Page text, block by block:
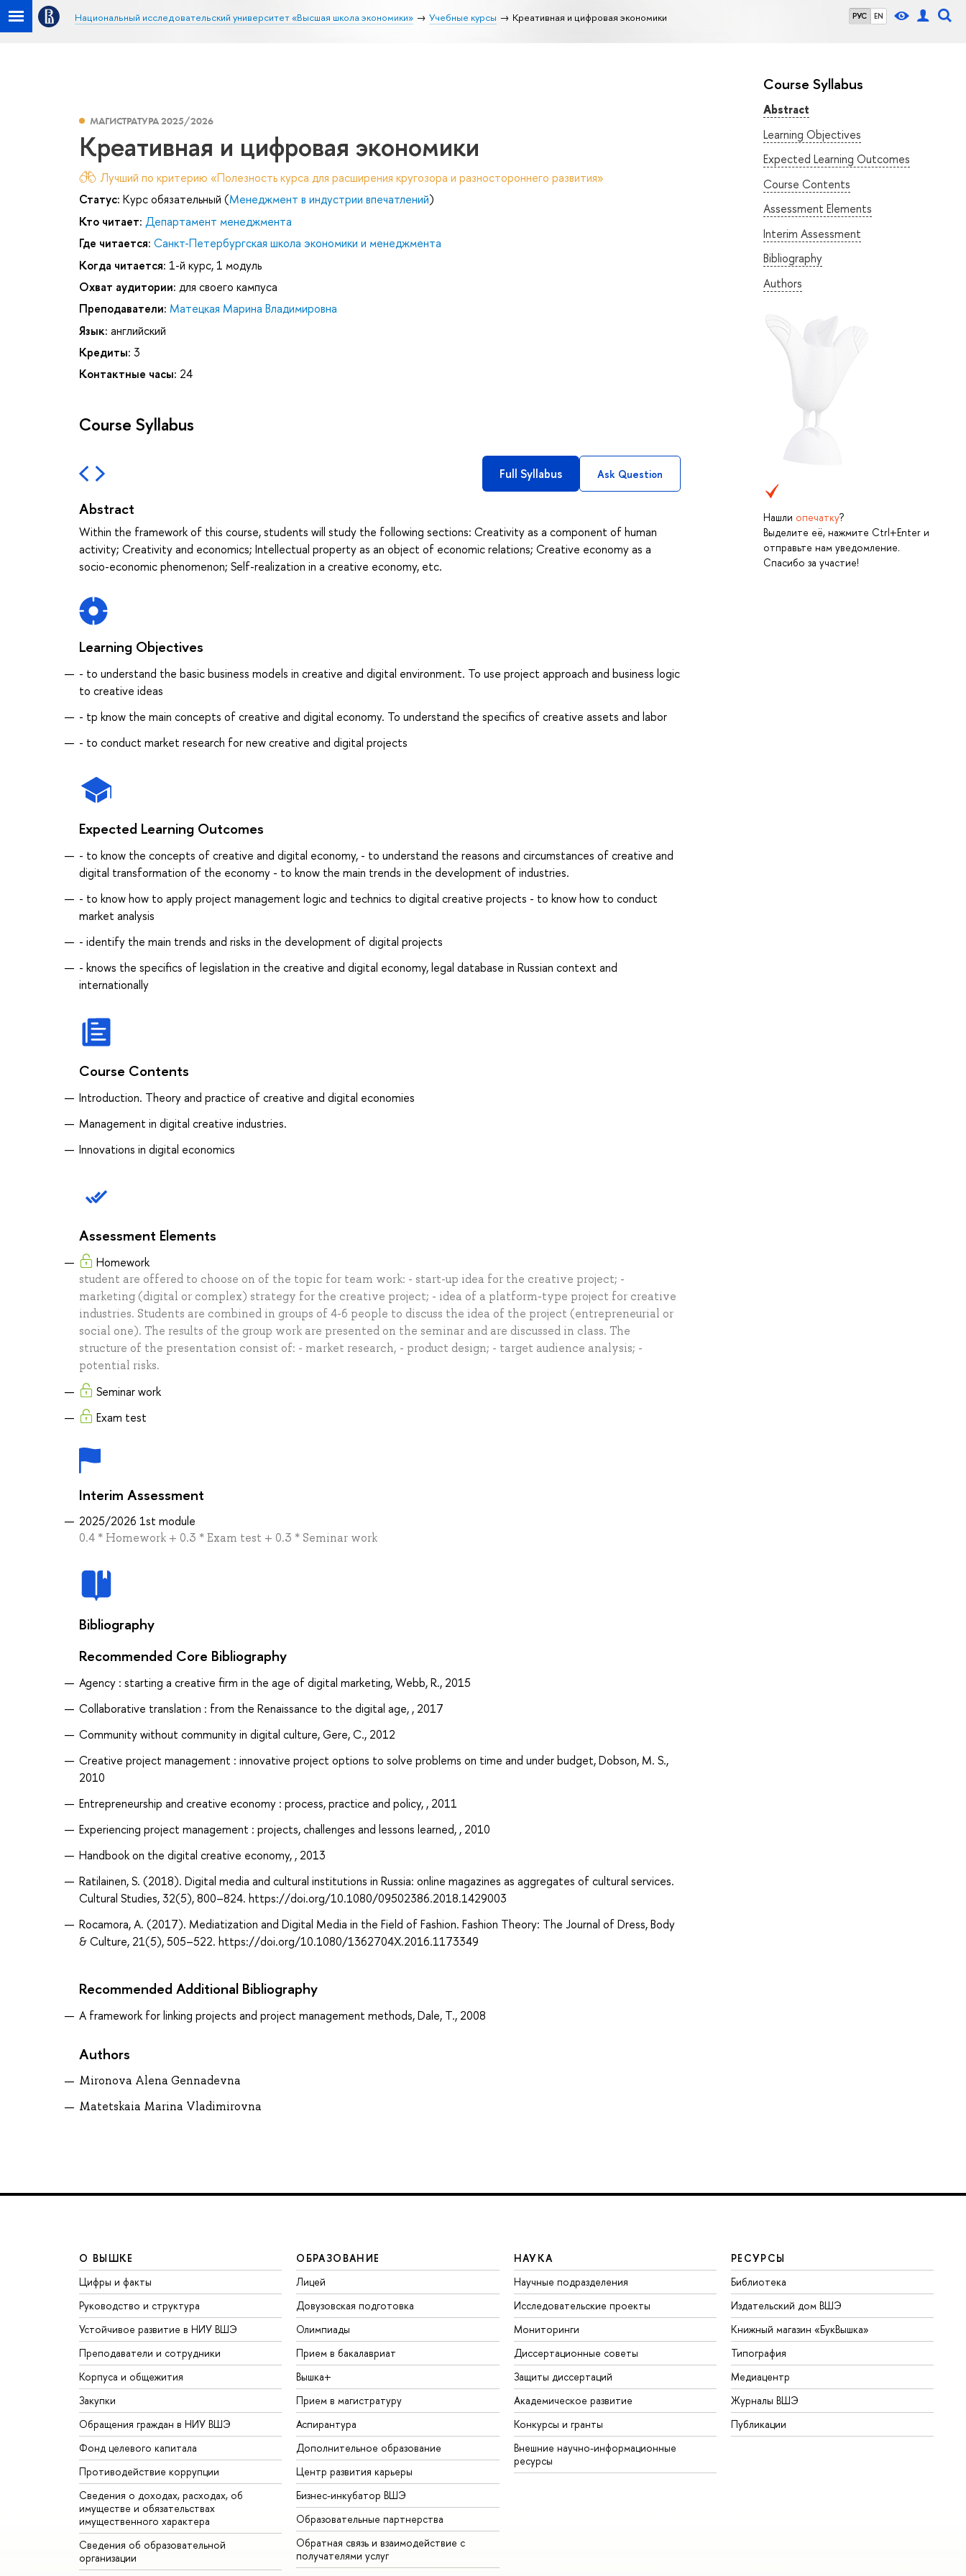
РУС EN
Национальный исследовательский университет «Высшая школа экономики» Учебные курсы Креативная и цифровая экономики
Course Syllabus
Abstract
Learning Objectives
Expected Learning Outcomes
Course Contents
Assessment Elements
Interim Assessment
Bibliography
Authors
Нашли опечатку?
Выделите её, нажмите Ctrl+Enter и
отправьте нам уведомление.
Спасибо за участие!
МАГИСТРАТУРА 2025/2026
Креативная и цифровая экономики
Лучший по критерию «Полезность курса для расширения кругозора и разностороннего развития»
Статус: Курс обязательный (Менеджмент в индустрии впечатлений)
Кто читает: Департамент менеджмента
Где читается: Санкт-Петербургская школа экономики и менеджмента
Когда читается: 1-й курс, 1 модуль
Охват аудитории: для своего кампуса
Преподаватели: Матецкая Марина Владимировна
Язык: английский
Кредиты: 3
Контактные часы: 24
Course Syllabus
Full Syllabus Ask Question
Abstract
Within the framework of this course, students will study the following sections: Creativity as a component of human
activity; Creativity and economics; Intellectual property as an object of economic relations; Creative economy as a
socio-economic phenomenon; Self-realization in a creative economy, etc.
Learning Objectives
- to understand the basic business models in creative and digital environment. To use project approach and business logic
to creative ideas
- tp know the main concepts of creative and digital economy. To understand the specifics of creative assets and labor
- to conduct market research for new creative and digital projects
Expected Learning Outcomes
- to know the concepts of creative and digital economy, - to understand the reasons and circumstances of creative and
digital transformation of the economy - to know the main trends in the development of industries.
- to know how to apply project management logic and technics to digital creative projects - to know how to conduct
market analysis
- identify the main trends and risks in the development of digital projects
- knows the specifics of legislation in the creative and digital economy, legal database in Russian context and
internationally
Course Contents
Introduction. Theory and practice of creative and digital economies
Management in digital creative industries.
Innovations in digital economics
Assessment Elements
Homework
student are offered to choose on of the topic for team work: - start-up idea for the creative project; -
marketing (digital or complex) strategy for the creative project; - idea of a platform-type project for creative
industries. Students are combined in groups of 4-6 people to discuss the idea of the project (entrepreneurial or
social one). The results of the group work are presented on the seminar and are discussed in class. The
structure of the presentation consist of: - market research, - product design; - target audience analysis; -
potential risks.
Seminar work
Exam test
Interim Assessment
2025/2026 1st module
0.4 * Homework + 0.3 * Exam test + 0.3 * Seminar work
Bibliography
Recommended Core Bibliography
Agency : starting a creative firm in the age of digital marketing, Webb, R., 2015
Collaborative translation : from the Renaissance to the digital age, , 2017
Community without community in digital culture, Gere, C., 2012
Creative project management : innovative project options to solve problems on time and under budget, Dobson, M. S.,
2010
Entrepreneurship and creative economy : process, practice and policy, , 2011
Experiencing project management : projects, challenges and lessons learned, , 2010
Handbook on the digital creative economy, , 2013
Ratilainen, S. (2018). Digital media and cultural institutions in Russia: online magazines as aggregates of cultural services.
Cultural Studies, 32(5), 800–824. https://doi.org/10.1080/09502386.2018.1429003
Rocamora, A. (2017). Mediatization and Digital Media in the Field of Fashion. Fashion Theory: The Journal of Dress, Body
& Culture, 21(5), 505–522. https://doi.org/10.1080/1362704X.2016.1173349
Recommended Additional Bibliography
A framework for linking projects and project management methods, Dale, T., 2008
Authors
Mironova Alena Gennadevna
Matetskaia Marina Vladimirovna
О ВЫШКЕ
Цифры и факты
Руководство и структура
Устойчивое развитие в НИУ ВШЭ
Преподаватели и сотрудники
Корпуса и общежития
Закупки
Обращения граждан в НИУ ВШЭ
Фонд целевого капитала
Противодействие коррупции
Сведения о доходах, расходах, об
имуществе и обязательствах
имущественного характера
Сведения об образовательной
организации
ОБРАЗОВАНИЕ
Лицей
Довузовская подготовка
Олимпиады
Прием в бакалавриат
Вышка+
Прием в магистратуру
Аспирантура
Дополнительное образование
Центр развития карьеры
Бизнес-инкубатор ВШЭ
Образовательные партнерства
Обратная связь и взаимодействие с
получателями услуг
НАУКА
Научные подразделения
Исследовательские проекты
Мониторинги
Диссертационные советы
Защиты диссертаций
Академическое развитие
Конкурсы и гранты
Внешние научно-информационные
ресурсы
РЕСУРСЫ
Библиотека
Издательский дом ВШЭ
Книжный магазин «БукВышка»
Типография
Медиацентр
Журналы ВШЭ
Публикации